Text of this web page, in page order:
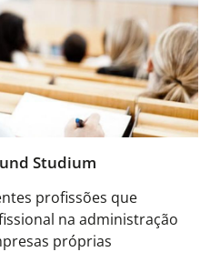
Studium
profissões que
na administração
próprias